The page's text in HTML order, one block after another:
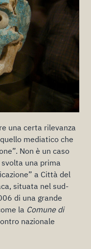
una certa rilevanza
mediatico che
Non è un caso
una prima
a Città del
situata nel sud-
di una grande
la Comune di
nazionale